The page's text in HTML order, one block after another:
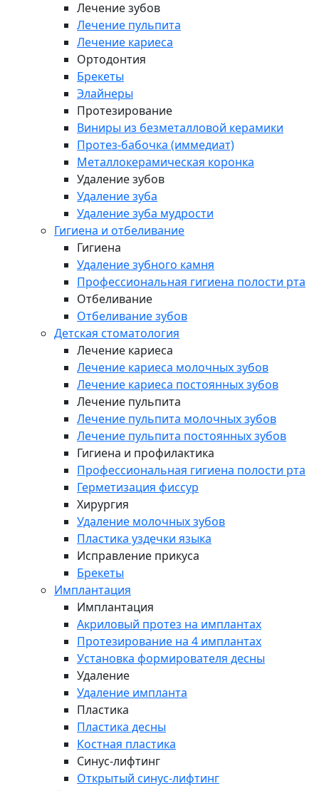
Лечение зубов
Лечение пульпита
Лечение кариеса
Ортодонтия
Брекеты
Элайнеры
Протезирование
Виниры из безметалловой керамики
Протез-бабочка (иммедиат)
Металлокерамическая коронка
Удаление зубов
Удаление зуба
Удаление зуба мудрости
Гигиена и отбеливание
Гигиена
Удаление зубного камня
Профессиональная гигиена полости рта
Отбеливание
Отбеливание зубов
Детская стоматология
Лечение кариеса
Лечение кариеса молочных зубов
Лечение кариеса постоянных зубов
Лечение пульпита
Лечение пульпита молочных зубов
Лечение пульпита постоянных зубов
Гигиена и профилактика
Профессиональная гигиена полости рта
Герметизация фиссур
Хирургия
Удаление молочных зубов
Пластика уздечки языка
Исправление прикуса
Брекеты
Имплантация
Имплантация
Акриловый протез на имплантах
Протезирование на 4 имплантах
Установка формирователя десны
Удаление
Удаление импланта
Пластика
Пластика десны
Костная пластика
Синус-лифтинг
Открытый синус-лифтинг